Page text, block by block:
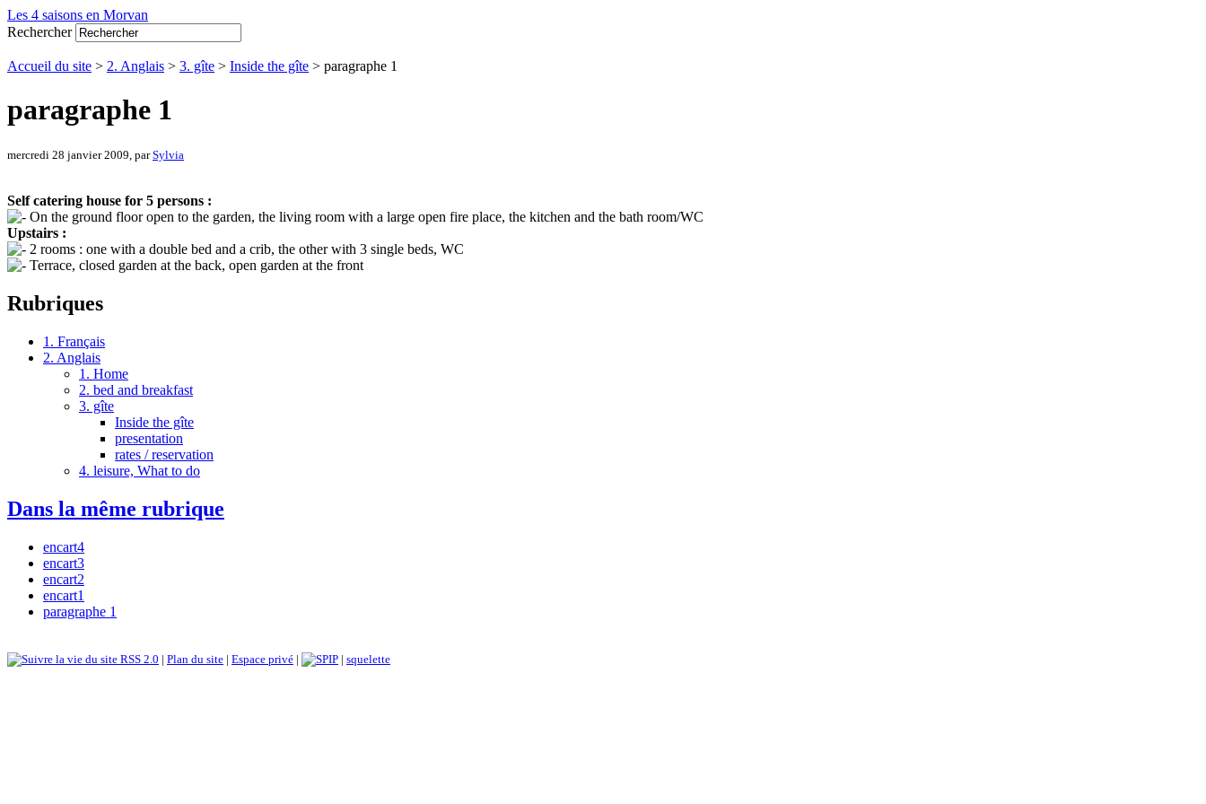
Les 4 saisons en Morvan
Rechercher
Accueil du site > 2. Anglais > 3. gîte > Inside the gîte > paragraphe 1
paragraphe 1
mercredi 28 janvier 2009, parSylvia
Self catering house for 5 persons :
On the ground floor open to the garden, the living room with a large open fire place, the kitchen and the bath room/WC
Upstairs :
2 rooms : one with a double bed and a crib, the other with 3 single beds, WC
Terrace, closed garden at the back, open garden at the front
Rubriques
1. Français
2. Anglais
1. Home
2. bed and breakfast
3. gîte
Inside the gîte
presentation
rates / reservation
4. leisure, What to do
Dans la même rubrique
encart4
encart3
encart2
encart1
paragraphe 1
RSS 2.0 | Plan du site | Espace privé | | squelette